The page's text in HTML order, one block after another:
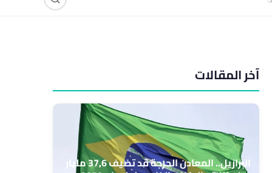
آخر المقالات
البرازيل.. المعادن الحرجة قد تضيف 37,6 مليار